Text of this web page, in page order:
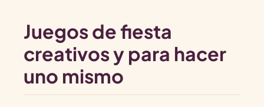
Juegos de fiesta
creativos y para hacer
uno mismo